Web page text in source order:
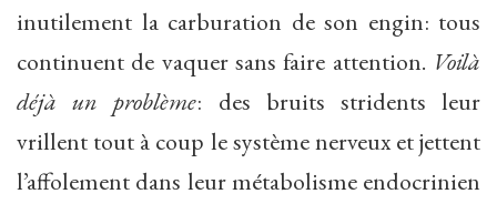
inutilement la carburation de son engin: tous
continuent de vaquer sans faire attention. Voilà
déjà un problème: des bruits stridents leur
vrillent tout à coup le système nerveux et jettent
l’affolement dans leur métabolisme endocrinien